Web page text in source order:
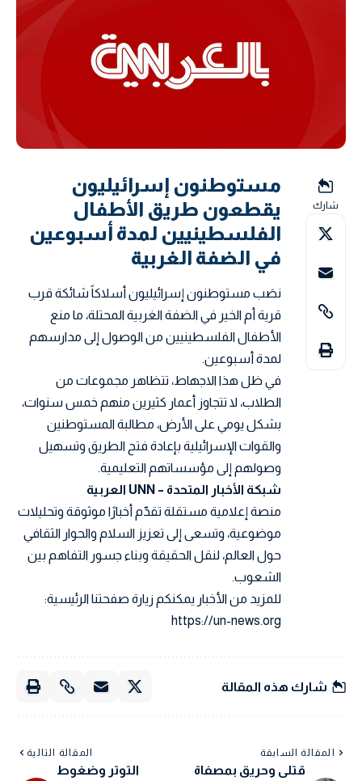
شارك
مستوطنون إسرائيليون
يقطعون طريق الأطفال
الفلسطينيين لمدة أسبوعين
في الضفة الغربية
نصَب مستوطنون إسرائيليون أسلاكاً شائكة قرب
قرية أم الخير في الضفة الغربية المحتلة، ما منع
الأطفال الفلسطينيين من الوصول إلى مدارسهم
لمدة أسبوعين.
في ظل هذا الاجهاط، تتظاهر مجموعات من
الطلاب، لا تتجاوز أعمار كثيرين منهم خمس سنوات،
بشكل يومي على الأرض، مطالبة المستوطنين
والقوات الإسرائيلية بإعادة فتح الطريق وتسهيل
وصولهم إلى مؤسساتهم التعليمية.
شبكة الأخبار المتحدة – UNN العربية
منصة إعلامية مستقلة تقدّم أخبارًا موثوقة وتحليلات
موضوعية، وتسعى إلى تعزيز السلام والحوار الثقافي
حول العالم، لنقل الحقيقة وبناء جسور التفاهم بين
الشعوب.
للمزيد من الأخبار يمكنكم زيارة صفحتنا الرئيسية:
https://un-news.org
شارك هذه المقالة
المقالة السابقة
قتلى وحريق بمصفاة
المقالة التالية
التوتر وضغوط